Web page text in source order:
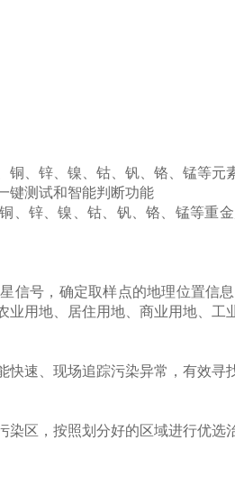
铜、锌、镍、钴、钒、铬、锰等元
键测试和智能判断功能
、锌、镍、钴、钒、铬、锰等重
信号，确定取样点的地理位置信
业用地、居住用地、商业用地、工
快速、现场追踪污染异常，有效寻
染区，按照划分好的区域进行优